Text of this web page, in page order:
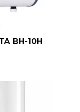
ВН-10Н